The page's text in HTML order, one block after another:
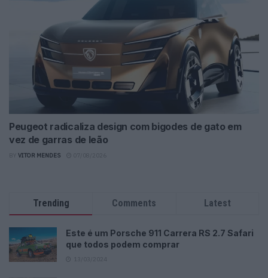
Peugeot radicaliza design com bigodes de gato em
vez de garras de leão
VITOR MENDES
Trending Comments Latest
Este é um Porsche 911 Carrera RS 2.7 Safari
que todos podem comprar